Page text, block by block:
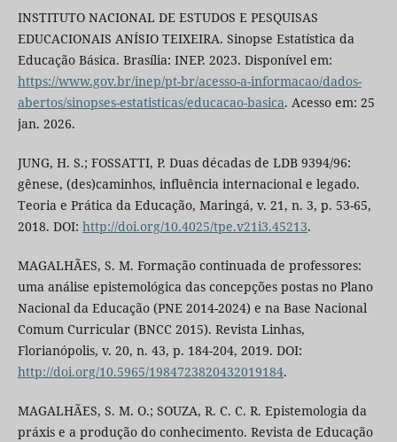
INSTITUTO NACIONAL DE ESTUDOS E PESQUISAS
EDUCACIONAIS ANÍSIO TEIXEIRA. Sinopse Estatística da
Educação Básica. Brasília: INEP. 2023. Disponível em:
https://www.gov.br/inep/pt-br/acesso-a-informacao/dados-
abertos/sinopses-estatisticas/educacao-basica. Acesso em: 25
jan. 2026.
JUNG, H. S.; FOSSATTI, P. Duas décadas de LDB 9394/96:
gênese, (des)caminhos, influência internacional e legado.
Teoria e Prática da Educação, Maringá, v. 21, n. 3, p. 53-65,
2018. DOI: http://doi.org/10.4025/tpe.v21i3.45213.
MAGALHÃES, S. M. Formação continuada de professores:
uma análise epistemológica das concepções postas no Plano
Nacional da Educação (PNE 2014-2024) e na Base Nacional
Comum Curricular (BNCC 2015). Revista Linhas,
Florianópolis, v. 20, n. 43, p. 184-204, 2019. DOI:
http://doi.org/10.5965/1984723820432019184.
MAGALHÃES, S. M. O.; SOUZA, R. C. C. R. Epistemologia da
práxis e a produção do conhecimento. Revista de Educação